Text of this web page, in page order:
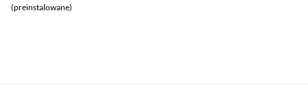
(preinstalowane)